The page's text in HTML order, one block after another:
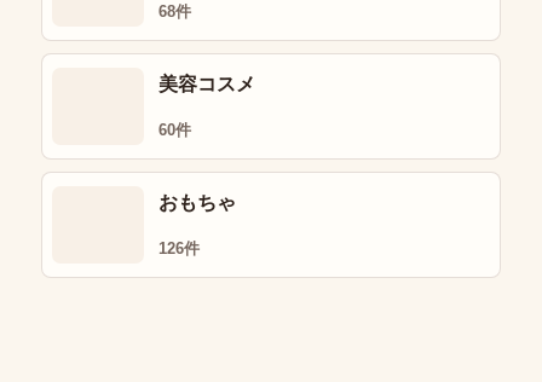
68件
美容コスメ
60件
おもちゃ
126件